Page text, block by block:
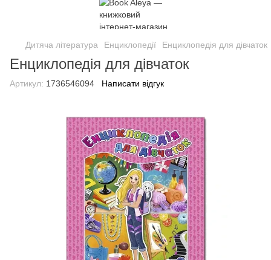
Дитяча література Енциклопедії Енциклопедія для дівчаток
Енциклопедія для дівчаток
Артикул: 1736546094 Написати відгук